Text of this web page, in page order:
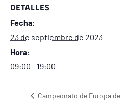
DETALLES
Fecha:
23 de septiembre de 2023
Hora:
09:00 - 19:00
Campeonato de Europa de